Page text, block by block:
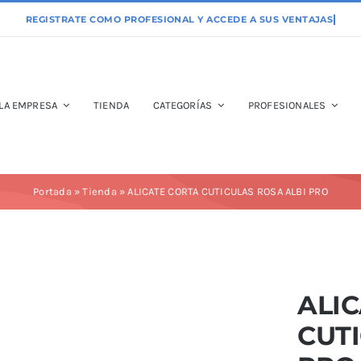
LA EMPRESA TIENDA CATEGORÍAS PROFESIONALES
Portada »Tienda » ALICATE CORTA CUTICULAS ROSA ALBI PRO